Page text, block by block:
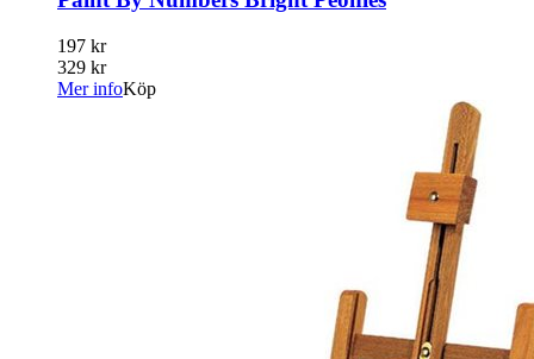
197 kr
329 kr
Mer infoKöp